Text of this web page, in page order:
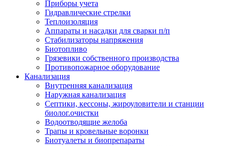
Приборы учета
Гидравлические стрелки
Теплоизоляция
Аппараты и насадки для сварки п/п
Стабилизаторы напряжения
Биотопливо
Грязевики собственного производства
Противопожарное оборудование
Канализация
Внутренняя канализация
Наружная канализация
Септики, кессоны, жироуловители и станции
биолог.очистки
Водоотводящие желоба
Трапы и кровельные воронки
Биотуалеты и биопрепараты